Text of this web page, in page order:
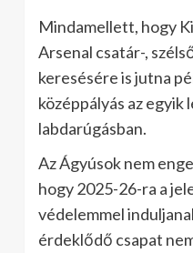
Mindamellett, hogy
Arsenal csatár-,
keresésére is jutna
középpályás az
labdarúgásban.
Az Ágyúsok nem
hogy 2025-26-ra a
védelemmel
érdeklődő csapat